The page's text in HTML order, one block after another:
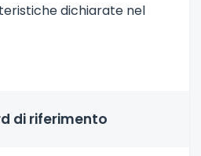
dichiarate nel
di riferimento